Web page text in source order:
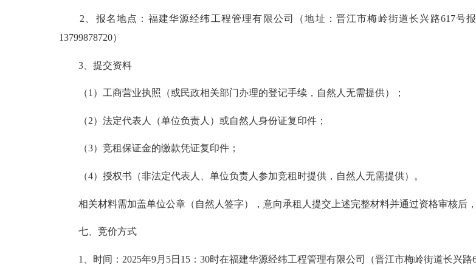
2、报名地点：福建华源经纬工程管理有限公司（地址：晋江市梅岭街道长兴路617号
13799878720）
3、提交资料
（1）工商营业执照（或民政相关部门办理的登记手续，自然人无需提供）；
（2）法定代表人（单位负责人）或自然人身份证复印件；
（3）竞租保证金的缴款凭证复印件；
（4）授权书（非法定代表人、单位负责人参加竞租时提供，自然人无需提供）。
相关材料需加盖单位公章（自然人签字），意向承租人提交上述完整材料并通过资格审核后，
七、竞价方式
1、时间：2025年9月5日15：30时在福建华源经纬工程管理有限公司（晋江市梅岭街道长兴路